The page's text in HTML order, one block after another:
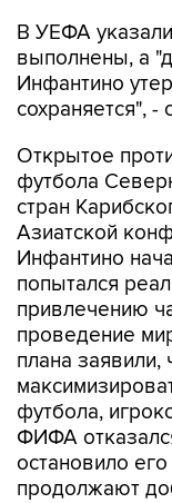
В УЕФА
выполнены, а
Инфантино
сохраняется",
Открытое
футбола
стран
Азиатской
Инфантино
попытался
привлечению
проведение
плана
футбола,
ФИФА
остановило
продолжают